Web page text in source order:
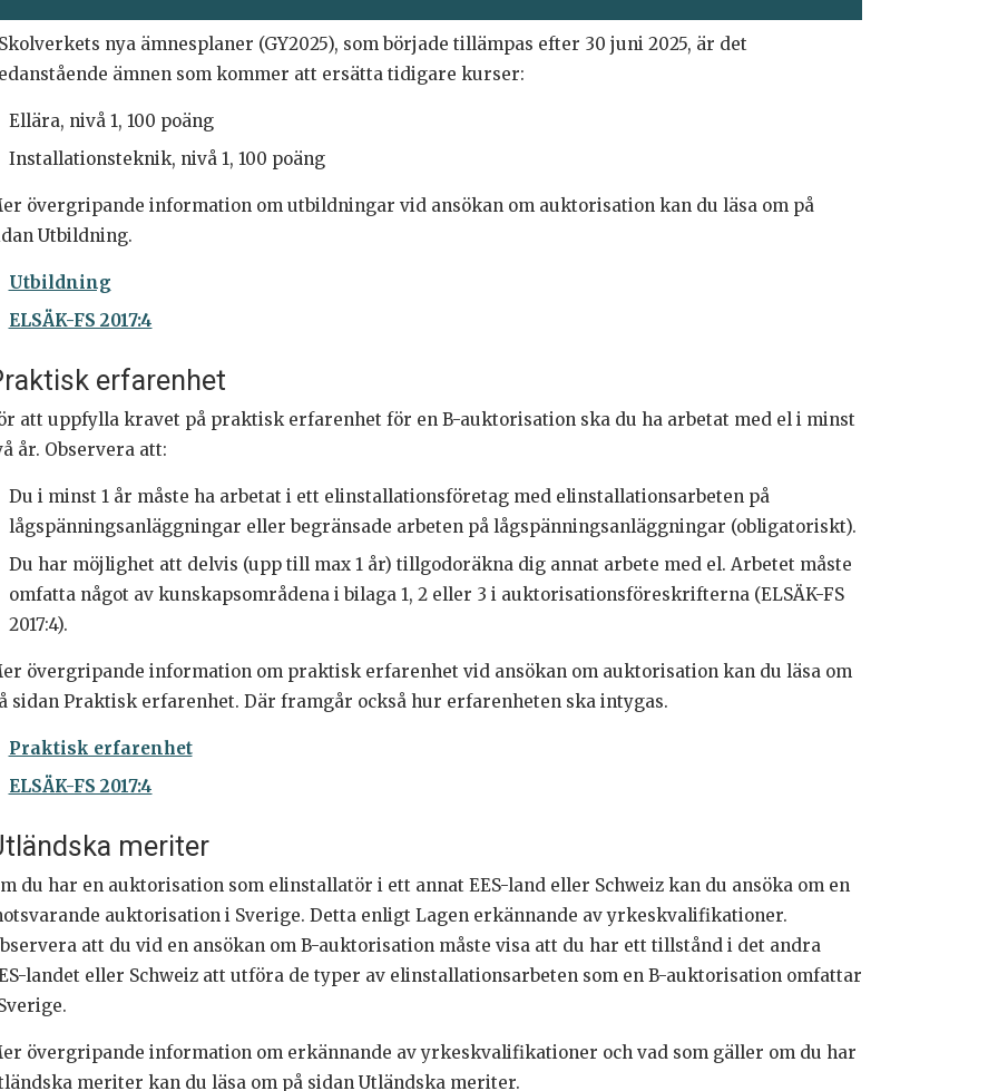
nya ämnesplaner (GY2025), som började tillämpas efter 30 juni 2025, är det
ämnen som kommer att ersätta tidigare kurser:
Ellära, nivå 1, 100 poäng
Installationsteknik, nivå 1, 100 poäng
övergripande information om utbildningar vid ansökan om auktorisation kan du läsa om på
Utbildning.
Utbildning
ELSÄK-FS 2017:4
erfarenhet
att uppfylla kravet på praktisk erfarenhet för en B-auktorisation ska du ha arbetat med el i minst
år. Observera att:
Du i minst 1 år måste ha arbetat i ett elinstallationsföretag med elinstallationsarbeten på
lågspänningsanläggningar eller begränsade arbeten på lågspänningsanläggningar (obligatoriskt).
Du har möjlighet att delvis (upp till max 1 år) tillgodoräkna dig annat arbete med el. Arbetet måste
omfatta något av kunskapsområdena i bilaga 1, 2 eller 3 i auktorisationsföreskrifterna (ELSÄK-FS
2017:4).
övergripande information om praktisk erfarenhet vid ansökan om auktorisation kan du läsa om
sidan Praktisk erfarenhet. Där framgår också hur erfarenheten ska intygas.
Praktisk erfarenhet
ELSÄK-FS 2017:4
meriter
du har en auktorisation som elinstallatör i ett annat EES-land eller Schweiz kan du ansöka om en
auktorisation i Sverige. Detta enligt Lagen erkännande av yrkeskvalifikationer.
att du vid en ansökan om B-auktorisation måste visa att du har ett tillstånd i det andra
landet eller Schweiz att utföra de typer av elinstallationsarbeten som en B-auktorisation omfattar
övergripande information om erkännande av yrkeskvalifikationer och vad som gäller om du har
meriter kan du läsa om på sidan Utländska meriter.